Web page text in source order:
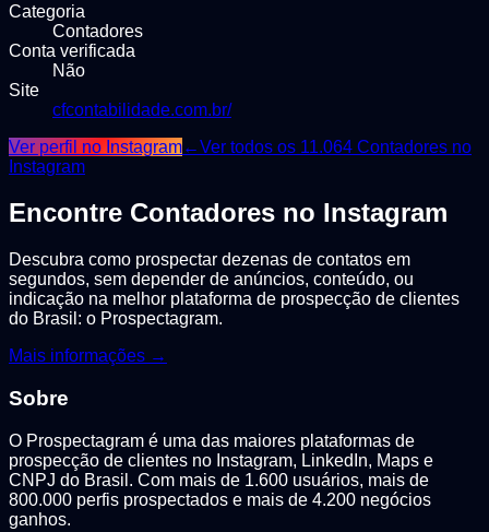
Categoria
Contadores
Conta verificada
Não
Site
cfcontabilidade.com.br/
Ver perfil no Instagram←Ver todos os 11.064 Contadores no
Instagram
Encontre Contadores no Instagram
Descubra como prospectar dezenas de contatos em
segundos, sem depender de anúncios, conteúdo, ou
indicação na melhor plataforma de prospecção de clientes
do Brasil: o Prospectagram.
Mais informações →
Sobre
O Prospectagram é uma das maiores plataformas de
prospecção de clientes no Instagram, LinkedIn, Maps e
CNPJ do Brasil. Com mais de 1.600 usuários, mais de
800.000 perfis prospectados e mais de 4.200 negócios
ganhos.